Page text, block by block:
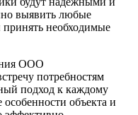
выявить любые
необходимые
ООО
потребностям
подход к каждому
особенности объекта и